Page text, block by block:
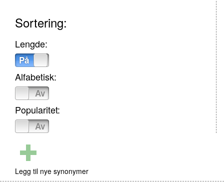
Sortering:
Lengde:
På
Alfabetisk:
Av
Popularitet:
Av
Legg til nye synonymer